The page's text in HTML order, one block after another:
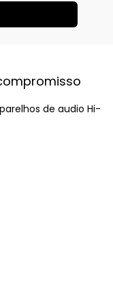
de audio Hi-